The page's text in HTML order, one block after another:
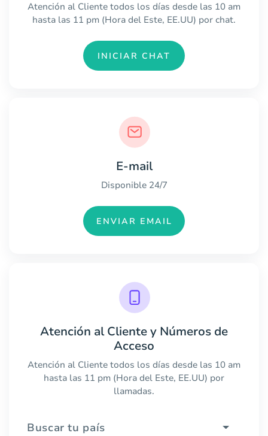
Atención al Cliente todos los días desde las 10 am
hasta las 11 pm (Hora del Este, EE.UU) por chat.
INICIAR CHAT
E-mail
Disponible 24/7
ENVIAR EMAIL
Atención al Cliente y Números de
Acceso
Atención al Cliente todos los días desde las 10 am
hasta las 11 pm (Hora del Este, EE.UU) por
llamadas.
Buscar tu país